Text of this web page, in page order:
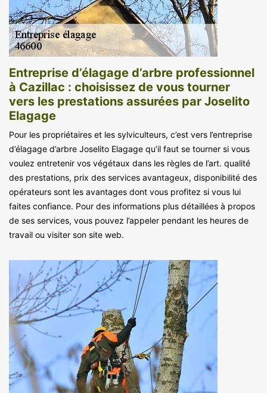
Entreprise d’élagage d’arbre professionnel
à Cazillac : choisissez de vous tourner
vers les prestations assurées par Joselito
Elagage
Pour les propriétaires et les sylviculteurs, c’est vers l’entreprise
d’élagage d’arbre Joselito Elagage qu’il faut se tourner si vous
voulez entretenir vos végétaux dans les règles de l’art. qualité
des prestations, prix des services avantageux, disponibilité des
opérateurs sont les avantages dont vous profitez si vous lui
faites confiance. Pour des informations plus détaillées à propos
de ses services, vous pouvez l’appeler pendant les heures de
travail ou visiter son site web.